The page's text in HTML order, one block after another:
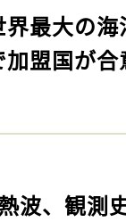
界最大の
盟国が合
波、観